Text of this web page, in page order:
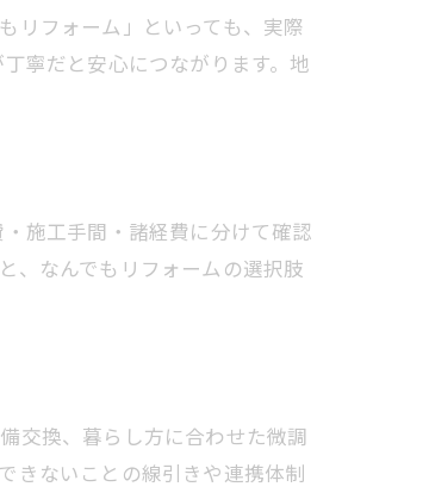
リフォーム」といっても、実際
寧だと安心につながります。地
施工手間・諸経費に分けて確認
、なんでもリフォームの選択肢
交換、暮らし方に合わせた微調
きないことの線引きや連携体制